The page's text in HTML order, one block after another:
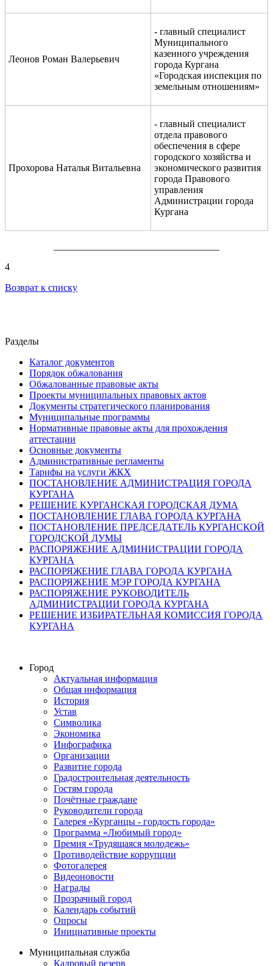
Леонов Роман Валерьевич
- главный специалист
Муниципального
казенного учреждения
города Кургана
«Городская инспекция по
земельным отношениям»
Прохорова Наталья Витальевна
- главный специалист
отдела правового
обеспечения в сфере
городского хозяйства и
экономического развития
города Правового
управления
Администрации города
Кургана
4
Возврат к списку
Разделы
Каталог документов
Порядок обжалования
Обжалованные правовые акты
Проекты муниципальных правовых актов
Документы стратегического планирования
Муниципальные программы
Нормативные правовые акты для прохождения
аттестации
Основные документы
Административные регламенты
Тарифы на услуги ЖКХ
ПОСТАНОВЛЕНИЕ АДМИНИСТРАЦИЯ ГОРОДА
КУРГАНА
РЕШЕНИЕ КУРГАНСКАЯ ГОРОДСКАЯ ДУМА
ПОСТАНОВЛЕНИЕ ГЛАВА ГОРОДА КУРГАНА
ПОСТАНОВЛЕНИЕ ПРЕДСЕДАТЕЛЬ КУРГАНСКОЙ
ГОРОДСКОЙ ДУМЫ
РАСПОРЯЖЕНИЕ АДМИНИСТРАЦИИ ГОРОДА
КУРГАНА
РАСПОРЯЖЕНИЕ ГЛАВА ГОРОДА КУРГАНА
РАСПОРЯЖЕНИЕ МЭР ГОРОДА КУРГАНА
РАСПОРЯЖЕНИЕ РУКОВОДИТЕЛЬ
АДМИНИСТРАЦИИ ГОРОДА КУРГАНА
РЕШЕНИЕ ИЗБИРАТЕЛЬНАЯ КОМИССИЯ ГОРОДА
КУРГАНА
Город
Актуальная информация
Общая информация
История
Устав
Символика
Экономика
Инфографика
Организации
Развитие города
Градостроительная деятельность
Гостям города
Почётные граждане
Руководители города
Галерея «Курганцы - гордость города»
Программа «Любимый город»
Премия «Трудящаяся молодежь»
Противодействие коррупции
Фотогалерея
Видеоновости
Награды
Прозрачный город
Календарь событий
Опросы
Инициативные проекты
Муниципальная служба
Кадровый резерв